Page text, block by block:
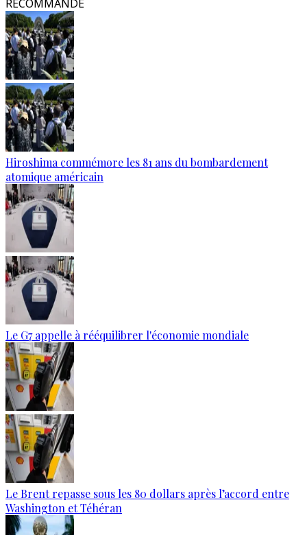
RECOMMANDÉ
Hiroshima commémore les 81 ans du bombardement
atomique américain
Le G7 appelle à rééquilibrer l'économie mondiale
Le Brent repasse sous les 80 dollars après l’accord entre
Washington et Téhéran